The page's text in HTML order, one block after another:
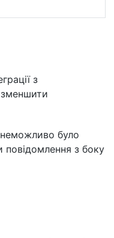
з
було
з боку